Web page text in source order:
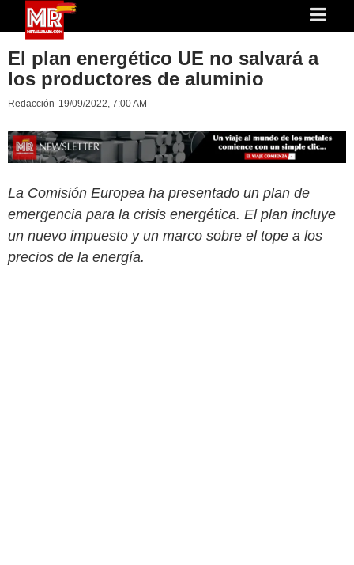
El plan energético UE no salvará a
los productores de aluminio
Redacción 19/09/2022, 7:00 AM
La Comisión Europea ha presentado un plan de
emergencia para la crisis energética. El plan incluye
un nuevo impuesto y un marco sobre el tope a los
precios de la energía.